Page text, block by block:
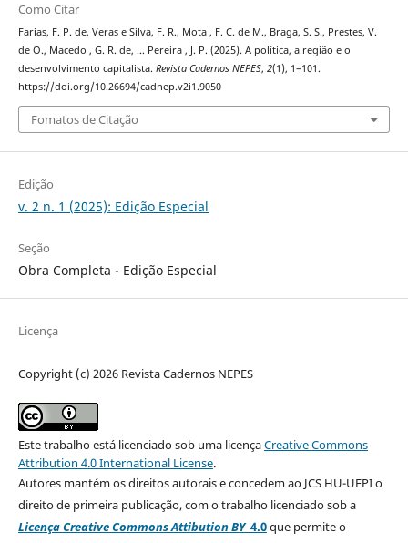
Como Citar
Farias, F. P. de, Veras e Silva, F. R., Mota , F. C. de M., Braga, S. S., Prestes, V.
de O., Macedo , G. R. de, … Pereira , J. P. (2025). A política, a região e o
desenvolvimento capitalista. Revista Cadernos NEPES, 2(1), 1–101.
https://doi.org/10.26694/cadnep.v2i1.9050
Fomatos de Citação
Edição
v. 2 n. 1 (2025): Edição Especial
Seção
Obra Completa - Edição Especial
Licença
Copyright (c) 2026 Revista Cadernos NEPES
Este trabalho está licenciado sob uma licençaCreative Commons
Attribution 4.0 International License.
Autores mantém os direitos autorais e concedem ao JCS HU-UFPI o
direito de primeira publicação, com o trabalho licenciado sob a
Licença Creative Commons Attibution BY4.0que permite o